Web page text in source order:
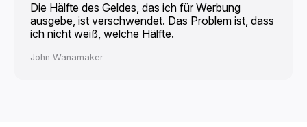
Die Hälfte des Geldes, das ich für Werbung
ausgebe, ist verschwendet. Das Problem ist, dass
ich nicht weiß, welche Hälfte.
John Wanamaker